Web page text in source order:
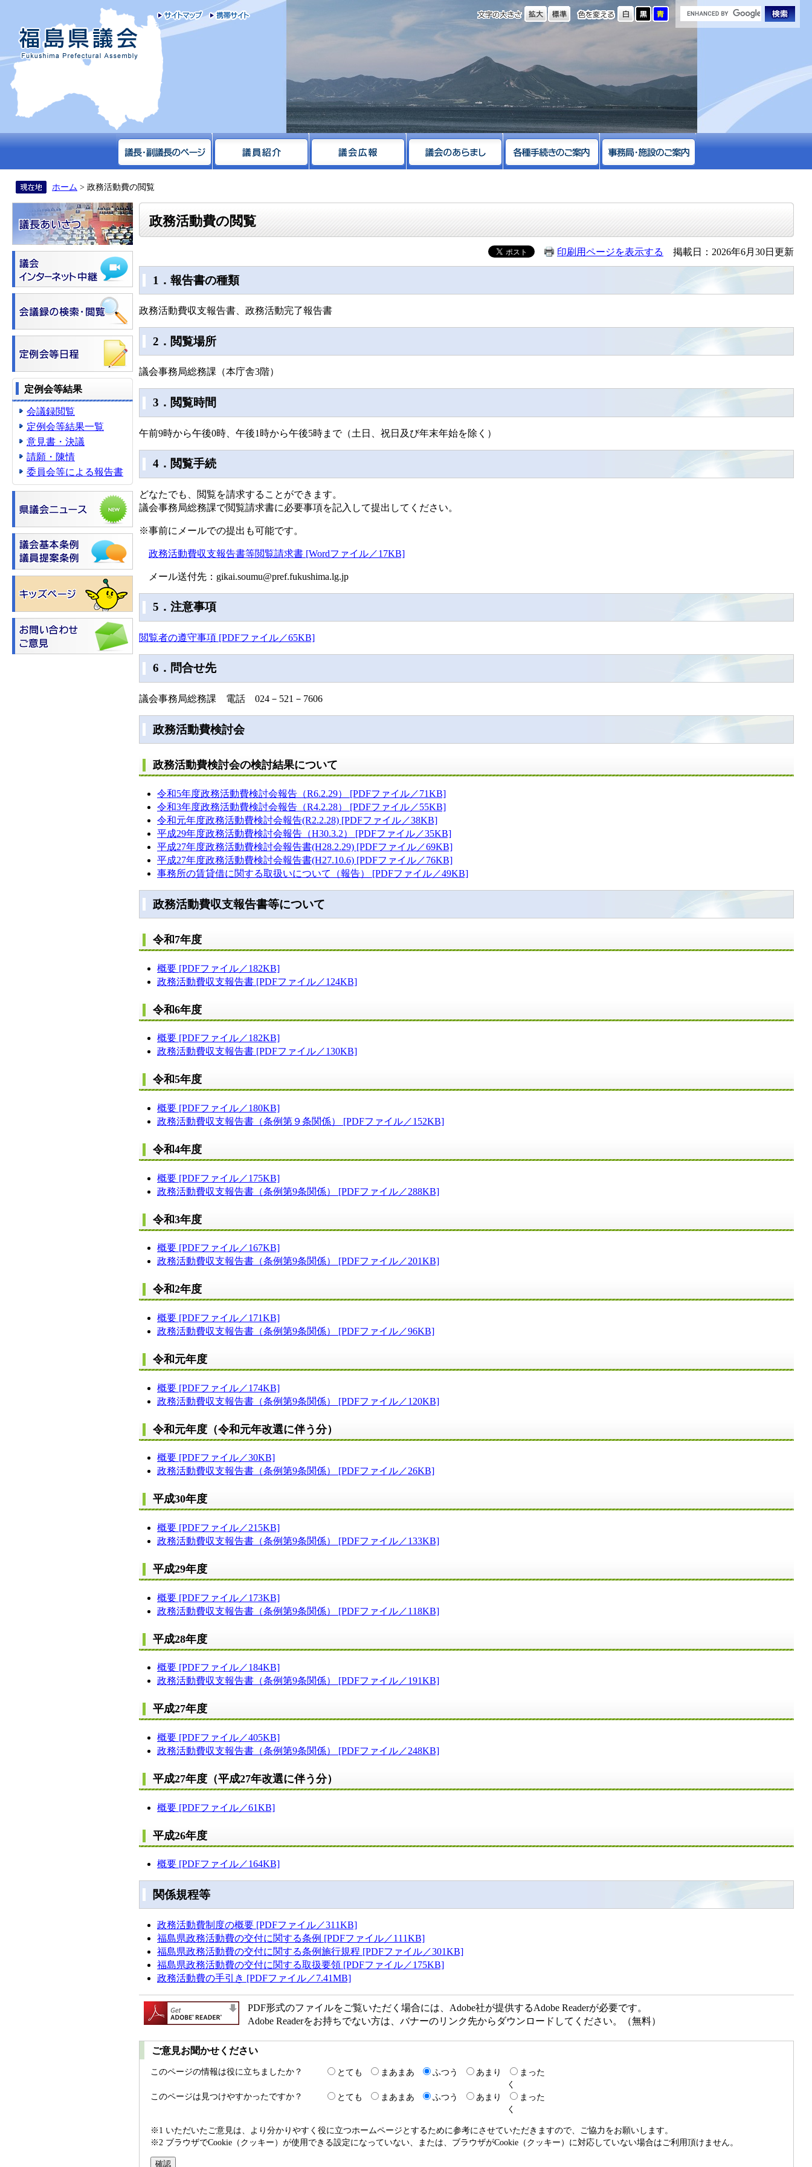
福島県議会
サイトマップ携帯サイト 色を変える
文字の大きさ
ホーム > 政務活動費の閲覧
定例会等結果
会議録閲覧
定例会等結果一覧
意見書・決議
請願・陳情
委員会等による報告書
政務活動費の閲覧
印刷用ページを表示する 掲載日：2026年6月30日更新
1．報告書の種類
政務活動費収支報告書、政務活動完了報告書
2．閲覧場所
議会事務局総務課（本庁舎3階）
3．閲覧時間
午前9時から午後0時、午後1時から午後5時まで（土日、祝日及び年末年始を除く）
4．閲覧手続
どなたでも、閲覧を請求することができます。
議会事務局総務課で閲覧請求書に必要事項を記入して提出してください。
※事前にメールでの提出も可能です。
政務活動費収支報告書等閲覧請求書 [Wordファイル／17KB]
メール送付先：gikai.soumu@pref.fukushima.lg.jp
5．注意事項
閲覧者の遵守事項 [PDFファイル／65KB]
6．問合せ先
議会事務局総務課 電話 024－521－7606
政務活動費検討会
政務活動費検討会の検討結果について
令和5年度政務活動費検討会報告（R6.2.29） [PDFファイル／71KB]
令和3年度政務活動費検討会報告（R4.2.28） [PDFファイル／55KB]
令和元年度政務活動費検討会報告(R2.2.28) [PDFファイル／38KB]
平成29年度政務活動費検討会報告（H30.3.2） [PDFファイル／35KB]
平成27年度政務活動費検討会報告書(H28.2.29) [PDFファイル／69KB]
平成27年度政務活動費検討会報告書(H27.10.6) [PDFファイル／76KB]
事務所の賃貸借に関する取扱いについて（報告） [PDFファイル／49KB]
政務活動費収支報告書等について
令和7年度
概要 [PDFファイル／182KB]
政務活動費収支報告書 [PDFファイル／124KB]
令和6年度
概要 [PDFファイル／182KB]
政務活動費収支報告書 [PDFファイル／130KB]
令和5年度
概要 [PDFファイル／180KB]
政務活動費収支報告書（条例第９条関係） [PDFファイル／152KB]
令和4年度
概要 [PDFファイル／175KB]
政務活動費収支報告書（条例第9条関係） [PDFファイル／288KB]
令和3年度
概要 [PDFファイル／167KB]
政務活動費収支報告書（条例第9条関係） [PDFファイル／201KB]
令和2年度
概要 [PDFファイル／171KB]
政務活動費収支報告書（条例第9条関係） [PDFファイル／96KB]
令和元年度
概要 [PDFファイル／174KB]
政務活動費収支報告書（条例第9条関係） [PDFファイル／120KB]
令和元年度（令和元年改選に伴う分）
概要 [PDFファイル／30KB]
政務活動費収支報告書（条例第9条関係） [PDFファイル／26KB]
平成30年度
概要 [PDFファイル／215KB]
政務活動費収支報告書（条例第9条関係） [PDFファイル／133KB]
平成29年度
概要 [PDFファイル／173KB]
政務活動費収支報告書（条例第9条関係） [PDFファイル／118KB]
平成28年度
概要 [PDFファイル／184KB]
政務活動費収支報告書（条例第9条関係） [PDFファイル／191KB]
平成27年度
概要 [PDFファイル／405KB]
政務活動費収支報告書（条例第9条関係） [PDFファイル／248KB]
平成27年度（平成27年改選に伴う分）
概要 [PDFファイル／61KB]
平成26年度
概要 [PDFファイル／164KB]
関係規程等
政務活動費制度の概要 [PDFファイル／311KB]
福島県政務活動費の交付に関する条例 [PDFファイル／111KB]
福島県政務活動費の交付に関する条例施行規程 [PDFファイル／301KB]
福島県政務活動費の交付に関する取扱要領 [PDFファイル／175KB]
政務活動費の手引き [PDFファイル／7.41MB]
PDF形式のファイルをご覧いただく場合には、Adobe社が提供するAdobe Readerが必要です。
Adobe Readerをお持ちでない方は、バナーのリンク先からダウンロードしてください。（無料）
ご意見お聞かせください
このページの情報は役に立ちましたか？ とても まあまあ ふつう あまり
まった
く
このページは見つけやすかったですか？
とても まあまあ ふつう あまり
まった
く
※1 いただいたご意見は、より分かりやすく役に立つホームページとするために参考にさせていただきますので、ご協力をお願いします。
※2 ブラウザでCookie（クッキー）が使用できる設定になっていない、または、ブラウザがCookie（クッキー）に対応していない場合はご利用頂けません。